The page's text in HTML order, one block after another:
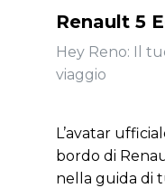
Renault 5
Hey Reno: Il
viaggio
L’avatar
bordo di
nella guida di